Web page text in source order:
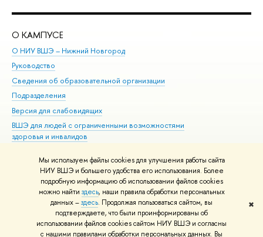
Мы используем файлы cookies для улучшения работы сайта
НИУ ВШЭ и большего удобства его использования. Более
подробную информацию об использовании файлов cookies
можно найти здесь, наши правила обработки персональных
данных –здесь. Продолжая пользоваться сайтом, вы
подтверждаете, что были проинформированы об
использовании файлов cookies сайтом НИУ ВШЭ и согласны
с нашими правилами обработки персональных данных. Вы
✖
О КАМПУСЕ
О НИУ ВШЭ – Нижний Новгород
Руководство
Сведения об образовательной организации
Подразделения
Версия для слабовидящих
ВШЭ для людей с ограниченными возможностями
здоровья и инвалидов
© НИУ ВШЭ 1993–2026 Адреса и контакты Условия использования
материалов Политика конфиденциальности Карта сайта